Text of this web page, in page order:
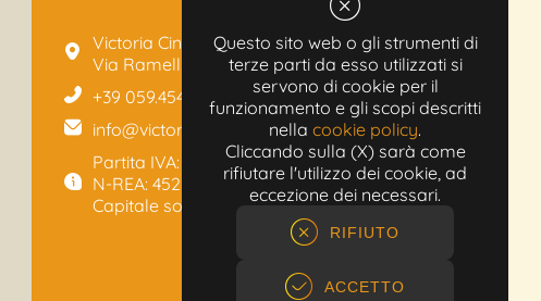
Questo sito web o gli strumenti di
terze parti da esso utilizzati si
servono di cookie per il
funzionamento e gli scopi descritti
nella cookie policy.
Cliccando sulla (X) sarà come
rifiutare l'utilizzo dei cookie, ad
eccezione dei necessari.
RIFIUTO
ACCETTO
Victoria Cinema
Via Ramelli, 101 - Modena
+39 059.454622
info@victoriacinema.it
Partita IVA: 02603471208
N-REA: 452611
Capitale sociale: 300.000,00€